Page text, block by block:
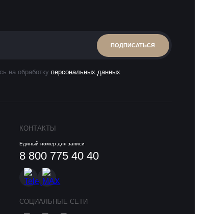
ПОДПИСАТЬСЯ
на обработку персональных данных
КОНТАКТЫ
Единый номер для записи
8 800 775 40 40
СОЦИАЛЬНЫЕ СЕТИ